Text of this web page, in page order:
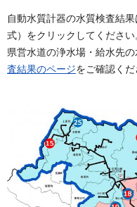
自動水質計器の水質検査結
式）をクリックしてください
県営水道の浄水場・給水先
査結果のページをご確認くだ